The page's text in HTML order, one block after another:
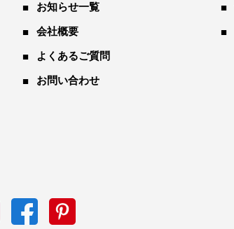
お知らせ一覧
会社概要
よくあるご質問
お問い合わせ